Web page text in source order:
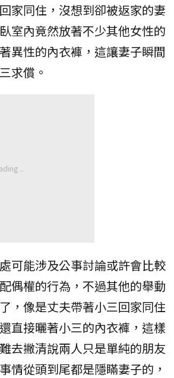
家同住，沒想到卻被返家的妻
室內竟然放著不少其他女性的
異性的內衣褲，這讓妻子瞬間
求償。
可能涉及公事討論或許會比較
偶權的行為，不過其他的舉動
，像是丈夫帶著小三回家同住
直接曬著小三的內衣褲，這樣
去撇清說兩人只是單純的朋友
情從頭到尾都是隱瞞妻子的，